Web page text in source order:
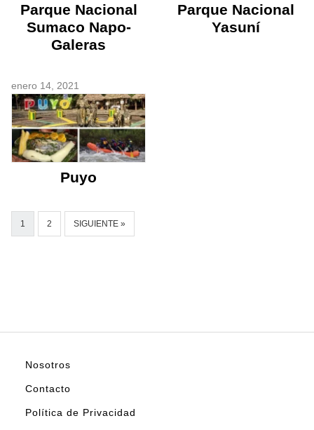
Parque Nacional
Sumaco Napo-
Galeras
Parque Nacional
Yasuní
enero 14, 2021
Puyo
1 2 SIGUIENTE »
Nosotros
Contacto
Política de Privacidad